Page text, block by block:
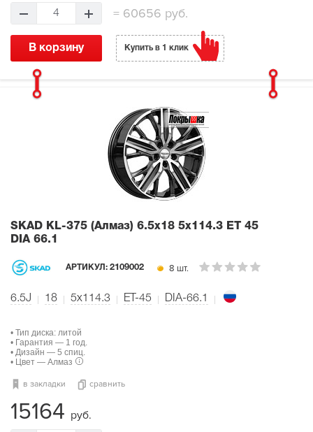
4 = 60656 руб.
В корзину Купить в 1 клик
SKAD KL-375 (Алмаз) 6.5x18 5x114.3 ET 45
DIA 66.1
АРТИКУЛ:2109002 8 шт.
6.5J 18 5x114.3 ET-45 DIA-66.1
• Тип диска: литой
• Гарантия — 1 год.
• Дизайн — 5 спиц.
• Цвет — Алмаз
в закладки сравнить
15164 руб.